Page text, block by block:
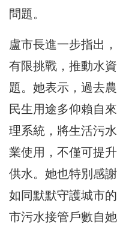
問題。
盧市長進一步指出
有限挑戰，推動水
題。她表示，過去
民生用途多仰賴自
理系統，將生活污
業使用，不僅可提
供水。她也特別感
如同默默守護城市
市污水接管戶數自